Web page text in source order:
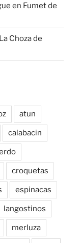
en Fumet de
Choza de
atun
calabacin
croquetas
espinacas
langostinos
merluza